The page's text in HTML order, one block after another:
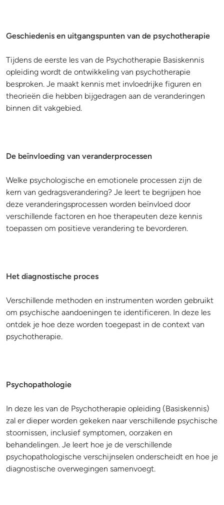
Geschiedenis en uitgangspunten van de psychotherapie
Tijdens de eerste les van de Psychotherapie Basiskennis
opleiding wordt de ontwikkeling van psychotherapie
besproken. Je maakt kennis met invloedrijke figuren en
theorieën die hebben bijgedragen aan de veranderingen
binnen dit vakgebied.
De beïnvloeding van veranderprocessen
Welke psychologische en emotionele processen zijn de
kern van gedragsverandering? Je leert te begrijpen hoe
deze veranderingsprocessen worden beïnvloed door
verschillende factoren en hoe therapeuten deze kennis
toepassen om positieve verandering te bevorderen.
Het diagnostische proces
Verschillende methoden en instrumenten worden gebruikt
om psychische aandoeningen te identificeren. In deze les
ontdek je hoe deze worden toegepast in de context van
psychotherapie.
Psychopathologie
In deze les van de Psychotherapie opleiding (Basiskennis)
zal er dieper worden gekeken naar verschillende psychische
stoornissen, inclusief symptomen, oorzaken en
behandelingen. Je leert hoe je de verschillende
psychopathologische verschijnselen onderscheidt en hoe je
diagnostische overwegingen samenvoegt.